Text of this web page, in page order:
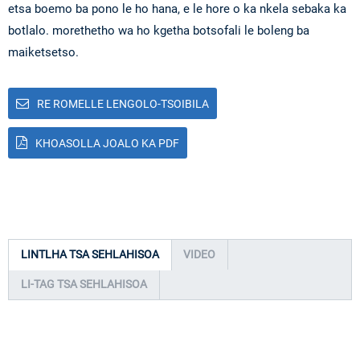
etsa boemo ba pono le ho hana, e le hore o ka nkela sebaka ka
botlalo. morethetho wa ho kgetha botsofali le boleng ba
maiketsetso.
RE ROMELLE LENGOLO-TSOIBILA
KHOASOLLA JOALO KA PDF
LINTLHA TSA SEHLAHISOA VIDEO
LI-TAG TSA SEHLAHISOA